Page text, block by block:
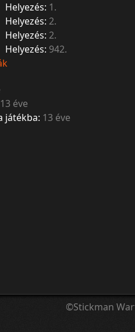
Helyezés: 1.
Helyezés: 2.
Helyezés: 2.
Helyezés: 942.
13 éve
játékba: 13 éve
©Stickman